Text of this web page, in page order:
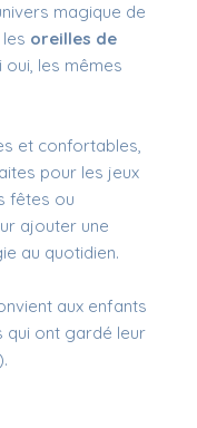
magique de
oreilles de
oui, les mêmes
et confortables,
pour les jeux
fêtes ou
ajouter une
au quotidien.
aux enfants
qui ont gardé leur